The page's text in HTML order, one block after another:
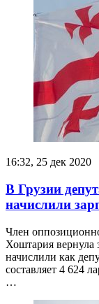
16:32, 25 дек 2020
В Грузии
начислили
Член
Хоштария вернула
начислили как
составляет 4 624
…